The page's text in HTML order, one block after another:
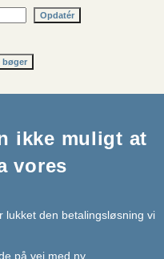
ikke muligt at
vores
lukket den betalingsløsning vi
på vej med ny